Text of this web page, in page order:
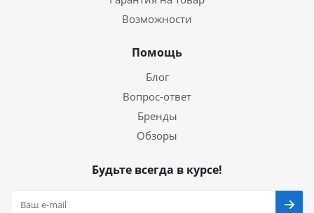
Возможности
Помощь
Блог
Вопрос-ответ
Бренды
Обзоры
Будьте всегда в курсе!